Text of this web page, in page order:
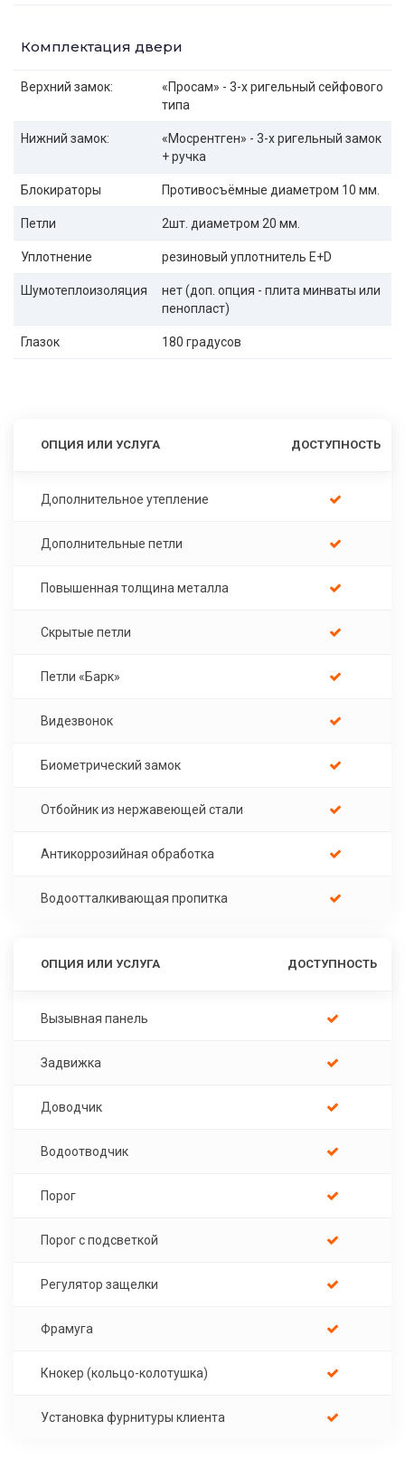
Комплектация двери
Верхний замок:
«Просам» - 3-х ригельный сейфового
типа
Нижний замок:
«Мосрентген» - 3-х ригельный замок
+ ручка
Блокираторы Противосъёмные диаметром 10 мм.
Петли 2шт. диаметром 20 мм.
Уплотнение резиновый уплотнитель E+D
Шумотеплоизоляция
нет (доп. опция - плита минваты или
пенопласт)
Глазок 180 градусов
ОПЦИЯ ИЛИ УСЛУГА ДОСТУПНОСТЬ
Дополнительное утепление
Дополнительные петли
Повышенная толщина металла
Скрытые петли
Петли «Барк»
Видезвонок
Биометрический замок
Отбойник из нержавеющей стали
Антикоррозийная обработка
Водоотталкивающая пропитка
ОПЦИЯ ИЛИ УСЛУГА ДОСТУПНОСТЬ
Вызывная панель
Задвижка
Доводчик
Водоотводчик
Порог
Порог с подсветкой
Регулятор защелки
Фрамуга
Кнокер (кольцо-колотушка)
Установка фурнитуры клиента